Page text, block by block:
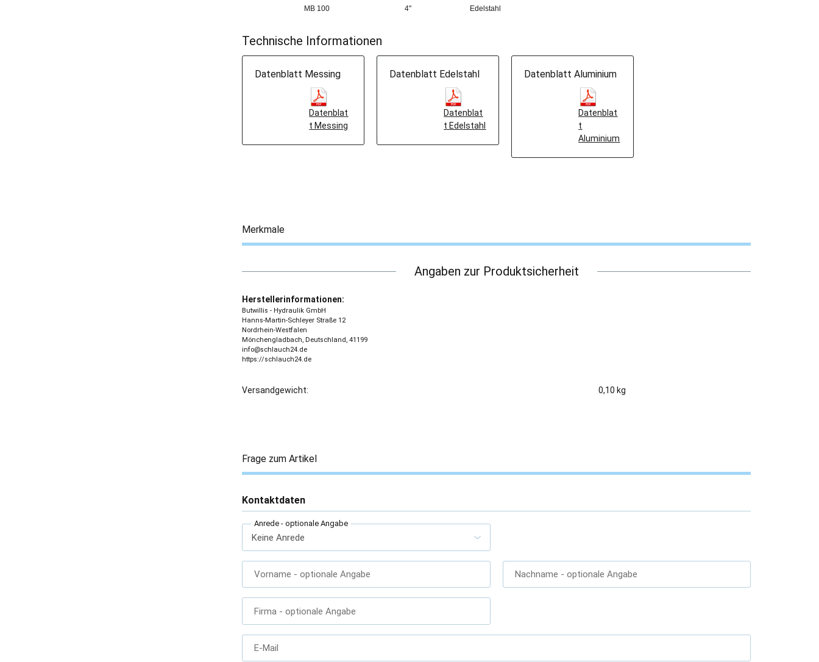
MB 100
4" Edelstahl
Technische Informationen
Datenblatt Messing
Datenblat
t Messing
Datenblatt Edelstahl
Datenblat
t Edelstahl
Datenblatt Aluminium
Datenblat
t
Aluminium
Merkmale
Angaben zur Produktsicherheit
Herstellerinformationen:
Butwillis - Hydraulik GmbH
Hanns-Martin-Schleyer Straße 12
Nordrhein-Westfalen
Mönchengladbach, Deutschland, 41199
info@schlauch24.de
https://schlauch24.de
Versandgewicht: 0,10 kg
Frage zum Artikel
Kontaktdaten
Anrede - optionale Angabe
Vorname - optionale Angabe Nachname - optionale Angabe
Firma - optionale Angabe
E-Mail